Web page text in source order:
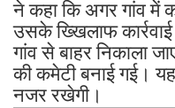
ने कहा कि अगर गांव में
उसके ख्खिलाफ
गांव से बाहर निकाला
की कमेटी बनाई गई।
नजर रखेगी।